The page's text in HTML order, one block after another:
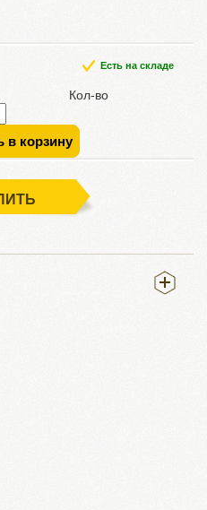
Есть на складе
Кол-во
в корзину